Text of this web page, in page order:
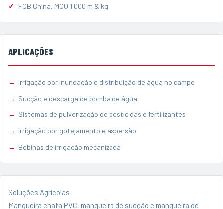
FOB China, MOQ 1 000 m & kg
APLICAÇÕES
Irrigação por inundação e distribuição de água no campo
Sucção e descarga de bomba de água
Sistemas de pulverização de pesticidas e fertilizantes
Irrigação por gotejamento e aspersão
Bobinas de irrigação mecanizada
Soluções Agrícolas
Mangueira chata PVC, mangueira de sucção e mangueira de